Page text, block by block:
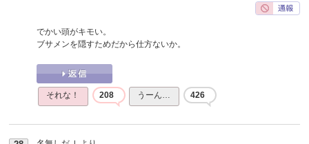
でかい頭がキモい。
ブサメンを隠すためだから仕方ないか。
それな！ 208 うーん… 426